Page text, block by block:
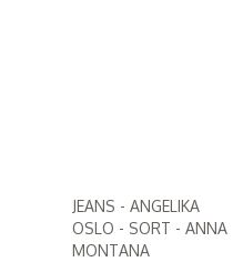
JEANS - ANGELIKA
OSLO - SORT - ANNA
MONTANA